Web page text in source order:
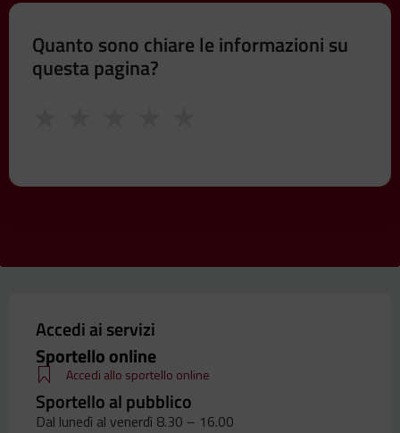
Quanto sono chiare le informazioni su
questa pagina?
Accedi ai servizi
Sportello online
Accedi allo sportello online
Sportello al pubblico
Dal lunedì al venerdì 8.30 – 16.00